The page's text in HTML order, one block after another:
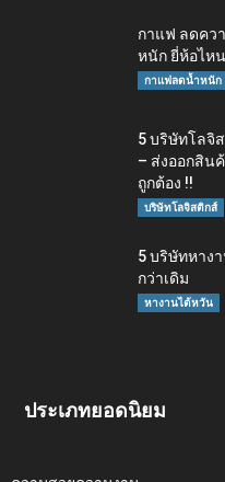
กาแฟ ลดคว
หนัก ยี่ห้อไห
กาแฟลดน้ำหนัก
5 บริษัทโลจิ
– ส่งออกสิน
ถูกต้อง !!
บริษัทโลจิสติกส์
5 บริษัทหาง
กว่าเดิม
หางานไต้หวัน
ประเภทยอดนิยม